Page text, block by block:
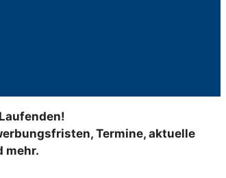
Termine, aktuelle
mehr.